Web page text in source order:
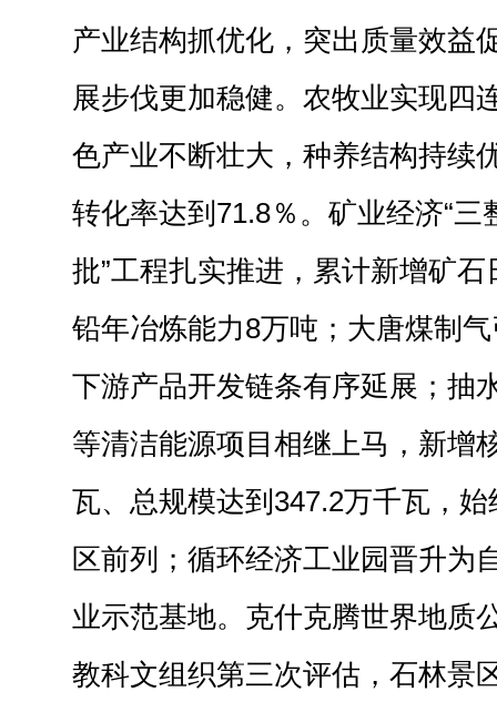
产业结构抓优化，突出质量效益
展步伐更加稳健。农牧业实现四
色产业不断壮大，种养结构持续
转化率达到71.8％。矿业经济“三
批”工程扎实推进，累计新增矿
铅年冶炼能力8万吨；大唐煤制
下游产品开发链条有序延展；抽
等清洁能源项目相继上马，新增
瓦、总规模达到347.2万千瓦，
区前列；循环经济工业园晋升为
业示范基地。克什克腾世界地质
教科文组织第三次评估，石林景